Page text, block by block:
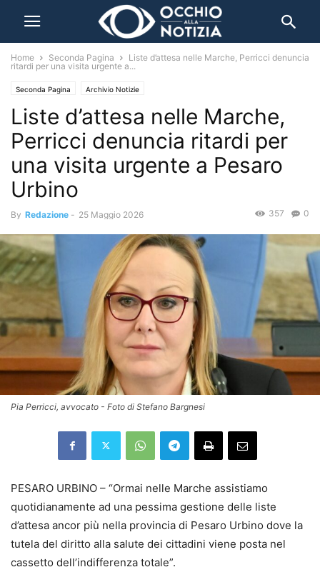
Home Seconda Pagina
Liste d’attesa nelle Marche, Perricci denuncia
ritardi per una visita urgente a...
Seconda Pagina Archivio Notizie
Liste d’attesa nelle Marche,
Perricci denuncia ritardi per
una visita urgente a Pesaro
Urbino
By Redazione - 25 Maggio 2026 0
357
Pia Perricci, avvocato - Foto di Stefano Bargnesi
PESARO URBINO – “Ormai nelle Marche assistiamo
quotidianamente ad una pessima gestione delle liste
d’attesa ancor più nella provincia di Pesaro Urbino dove la
tutela del diritto alla salute dei cittadini viene posta nel
cassetto dell’indifferenza totale”.